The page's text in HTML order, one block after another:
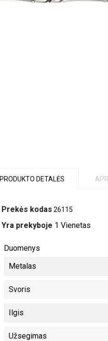
PRODUKTO DETALĖS
Prekės kodas 26115
Yra prekyboje 1 Vienetas
Duomenys
Metalas
Svoris
Ilgis
Užsegimas